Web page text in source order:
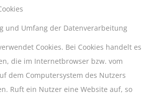
und Umfang der Datenverarbeitung
Cookies. Bei Cookies handelt es
die im Internetbrowser bzw. vom
dem Computersystem des Nutzers
Ruft ein Nutzer eine Website auf, so